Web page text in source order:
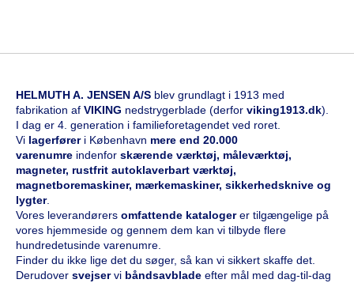
HELMUTH A. JENSEN A/S blev grundlagt i 1913 med
fabrikation af VIKING nedstrygerblade (derfor viking1913.dk).
I dag er 4. generation i familieforetagendet ved roret.
Vi lagerfører i København mere end 20.000
varenumre indenfor skærende værktøj, måleværktøj,
magneter, rustfrit autoklaverbart værktøj,
magnetboremaskiner, mærkemaskiner, sikkerhedsknive og
lygter.
Vores leverandørers omfattende katalogerer tilgængelige på
vores hjemmeside og gennem dem kan vi tilbyde flere
hundredetusinde varenumre.
Finder du ikke lige det du søger, så kan vi sikkert skaffe det.
Derudover svejservi båndsavblade efter mål med dag-til-dag